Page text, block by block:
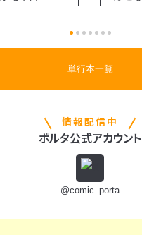
単行本一覧
情報配信中
ポルタ公式アカウント
@comic_porta